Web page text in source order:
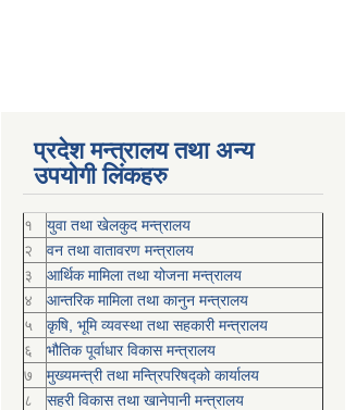
प्रदेश मन्त्रालय तथा अन्य
उपयोगी लिंकहरु
१
युवा तथा खेलकुद मन्त्रालय
२
वन तथा वातावरण मन्त्रालय
३
आर्थिक मामिला तथा योजना मन्त्रालय
४
आन्तरिक मामिला तथा कानुन मन्त्रालय
५
कृषि, भूमि व्यवस्था तथा सहकारी मन्त्रालय
६
भौतिक पूर्वाधार विकास मन्त्रालय
७
मुख्यमन्त्री तथा मन्त्रिपरिषद्को कार्यालय
८
सहरी विकास तथा खानेपानी मन्त्रालय